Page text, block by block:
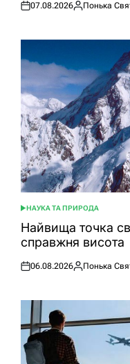
Оприлюднено
07.08.2026
Опубліковано
Понька
ОПУБЛІКУВАТИ
У
НАУКА ТА ПРИРОДА
Найвища точка
справжня висота
Оприлюднено
06.08.2026
Опубліковано
Понька